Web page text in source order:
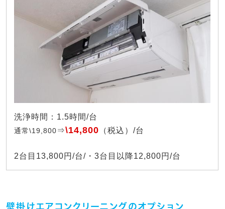
洗浄時間：1.5時間/台
通常\19,800⇒\14,800 （税込）/台
2台目13,800円/台/・3台目以降12,800円/台
壁掛けエアコンクリーニングのオプション